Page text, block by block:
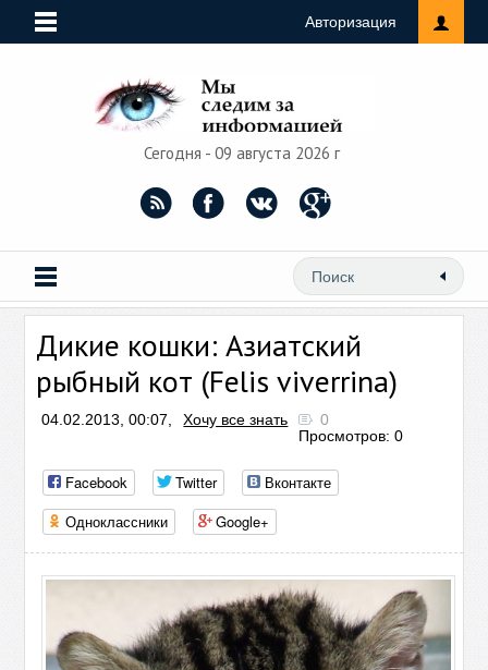
Авторизация
Сегодня - 09 августа 2026 г
Дикие кошки: Азиатский
рыбный кот (Felis viverrina)
04.02.2013, 00:07, Хочу все знать
0
Просмотров: 0
Facebook Twitter
Вконтакте
Одноклассники
Google+